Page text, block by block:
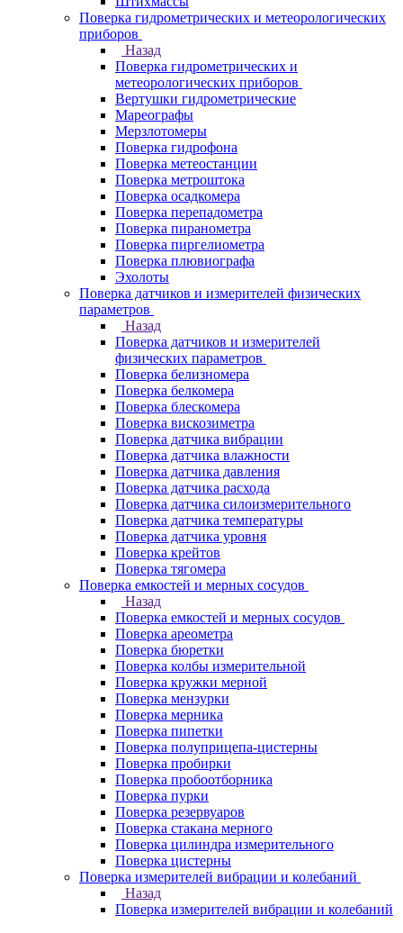
Поверка гидрометрических и метеорологических
приборов
Назад
Поверка гидрометрических и
метеорологических приборов
Вертушки гидрометрические
Мареографы
Мерзлотомеры
Поверка гидрофона
Поверка метеостанции
Поверка метроштока
Поверка осадкомера
Поверка перепадометра
Поверка пиранометра
Поверка пиргелиометра
Поверка плювиографа
Эхолоты
Поверка датчиков и измерителей физических
параметров
Назад
Поверка датчиков и измерителей
физических параметров
Поверка белизномера
Поверка белкомера
Поверка блескомера
Поверка вискозиметра
Поверка датчика вибрации
Поверка датчика влажности
Поверка датчика давления
Поверка датчика расхода
Поверка датчика силоизмерительного
Поверка датчика температуры
Поверка датчика уровня
Поверка крейтов
Поверка тягомера
Поверка емкостей и мерных сосудов
Назад
Поверка емкостей и мерных сосудов
Поверка ареометра
Поверка бюретки
Поверка колбы измерительной
Поверка кружки мерной
Поверка мензурки
Поверка мерника
Поверка пипетки
Поверка полуприцепа-цистерны
Поверка пробирки
Поверка пробоотборника
Поверка пурки
Поверка резервуаров
Поверка стакана мерного
Поверка цилиндра измерительного
Поверка цистерны
Поверка измерителей вибрации и колебаний
Назад
Поверка измерителей вибрации и колебаний